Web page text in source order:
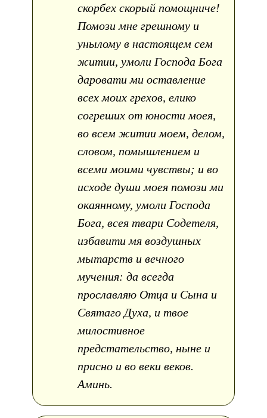
скорбех скорый помощниче!
Помози мне грешному и
унылому в настоящем сем
житии, умоли Господа Бога
даровати ми оставление
всех моих грехов, елико
согреших от юности моея,
во всем житии моем, делом,
словом, помышлением и
всеми моими чувствы; и во
исходе души моея помози ми
окаянному, умоли Господа
Бога, всея твари Содетеля,
избавити мя воздушных
мытарств и вечного
мучения: да всегда
прославляю Отца и Сына и
Святаго Духа, и твое
милостивное
предстательство, ныне и
присно и во веки веков.
Аминь.